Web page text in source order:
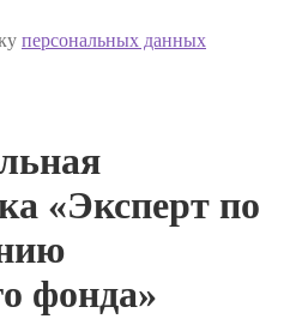
персональных данных
«Эксперт по
фонда»